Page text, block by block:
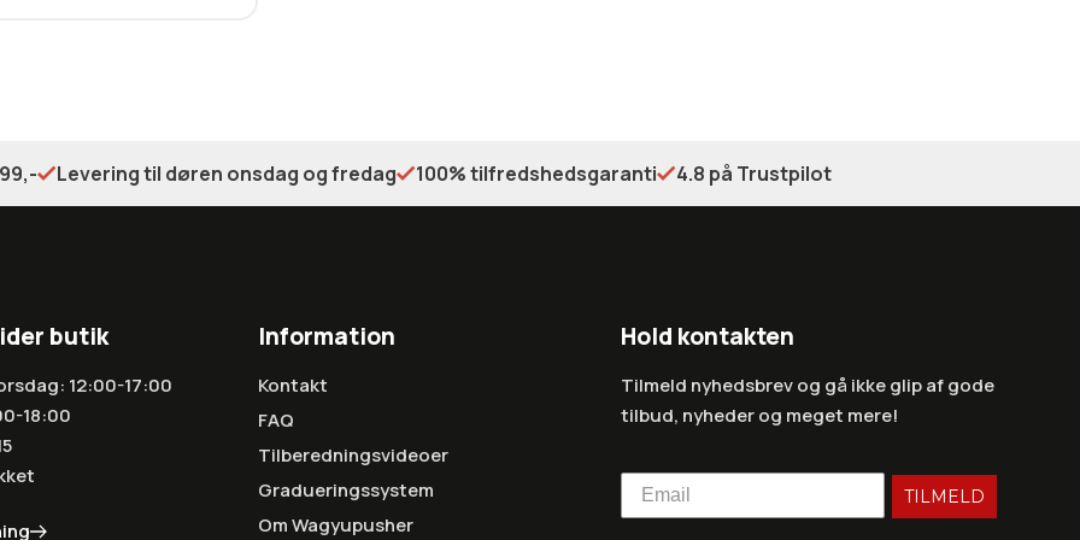
Levering til døren onsdag og fredag 100% tilfredshedsgaranti 4.8 på Trustpilot
butik
12:00-17:00
18:00
Information
Kontakt
FAQ
Tilberedningsvideoer
Gradueringssystem
Om Wagyupusher
Hold kontakten
Tilmeld nyhedsbrev og gå ikke glip af gode
tilbud, nyheder og meget mere!
TILMELD